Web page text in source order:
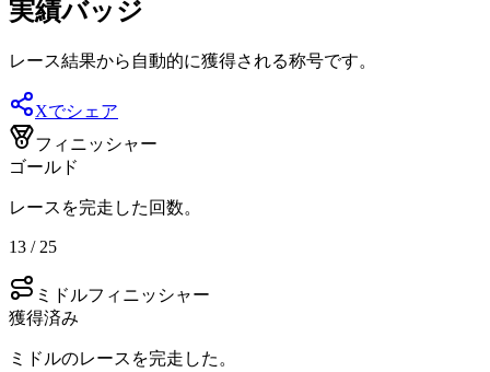
実績バッジ
レース結果から自動的に獲得される称号です。
Xでシェア
フィニッシャー
ゴールド
レースを完走した回数。
13 / 25
ミドルフィニッシャー
獲得済み
ミドルのレースを完走した。